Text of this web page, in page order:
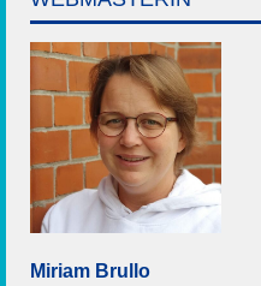
Miriam Brullo